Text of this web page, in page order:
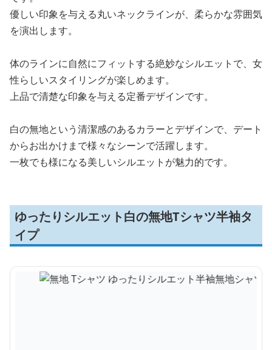
優しい印象を与える丸いネックラインが、柔らかな雰囲気
を演出します。
体のラインに自然にフィットする絶妙なシルエットで、女
性らしいスタイリングが楽しめます。
上品で清楚な印象を与える定番デザインです。
白の無地という清潔感のあるカラーとデザインで、デート
からお出かけまで様々なシーンで活躍します。
一枚でも様になる美しいシルエットが魅力的です。
ゆったりシルエット白の無地Tシャツ半袖タ
イプ